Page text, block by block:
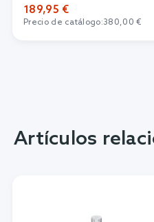
189,95 €
Precio de catálogo:380,00 €
Artículos